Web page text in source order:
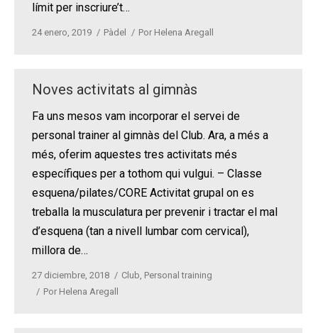
límit per inscriure’t…
24 enero, 2019 Pàdel Por Helena Aregall
Noves activitats al gimnàs
Fa uns mesos vam incorporar el servei de
personal trainer al gimnàs del Club. Ara, a més a
més, oferim aquestes tres activitats més
específiques per a tothom qui vulgui. – Classe
esquena/pilates/CORE Activitat grupal on es
treballa la musculatura per prevenir i tractar el mal
d’esquena (tan a nivell lumbar com cervical),
millora de…
27 diciembre, 2018 Club, Personal training
Por Helena Aregall